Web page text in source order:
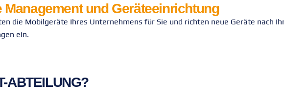
Management und Geräteeinrichtung
die Mobilgeräte Ihres Unternehmens für Sie und richten neue Geräte nach
ein.
ABTEILUNG?